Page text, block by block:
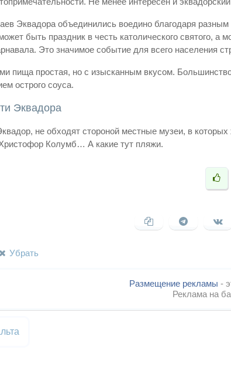
Эквадора объединились воедино благодаря
быть праздник в честь католического святого,
Это значимое событие для всего населения
пища простая, но с изысканным вкусом.
острого соуса.
Эквадора
не обходят стороной местные музеи, в
Колумб… А какие тут пляжи.
Убрать
Размещение рекламы -
Реклама на